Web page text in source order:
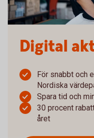
Digital
För snabbt och
Nordiska
Spara tid och
30 procent
året